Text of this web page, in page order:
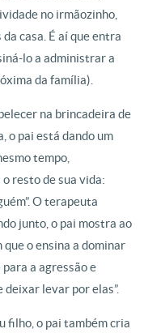
no irmãozinho,
casa. É aí que entra
lo a administrar a
da família).
na brincadeira de
o pai está dando um
tempo,
resto de sua vida:
O terapeuta
junto, o pai mostra ao
o ensina a dominar
a agressão e
deixar levar por elas”.
filho, o pai também cria